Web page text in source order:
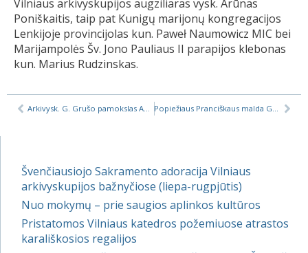
Vilniaus arkivyskupijos augziliaras vysk. Arūnas
Poniškaitis, taip pat Kunigų marijonų kongregacijos
Lenkijoje provincijolas kun. Paweł Naumowicz MIC bei
Marijampolės Šv. Jono Pauliaus II parapijos klebonas
kun. Marius Rudzinskas.
Arkivysk. G. Grušo pamokslas Aušros Vartų atlaiduose, 2015-11-15 Popiežiaus Pranciškaus malda Gailestingumo jubiliejui
Švenčiausiojo Sakramento adoracija Vilniaus
arkivyskupijos bažnyčiose (liepa-rugpjūtis)
Nuo mokymų – prie saugios aplinkos kultūros
Pristatomos Vilniaus katedros požemiuose atrastos
karališkosios regalijos